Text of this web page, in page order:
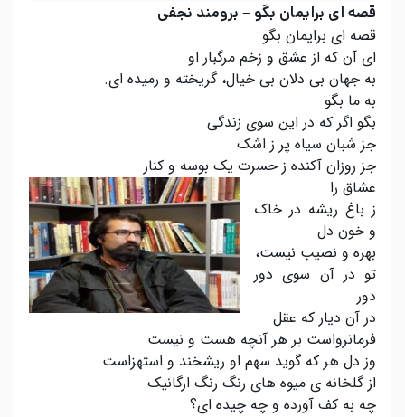
قصه ای برایمان بگو – برومند نجفی
قصه ای برایمان بگو
ای آن که از عشق و زخم مرگبار او
به جهان بی دلان بی خیال، گریخته و رمیده ای.
به ما بگو
بگو اگر که در این سوی زندگی
جز شبان سیاه پر ز اشک
جز روزان آکنده ز حسرت یک بوسه و کنار
عشاق را
ز باغ ریشه در خاک
و خون دل
بهره و نصیب نیست،
تو در آن سوی دور
دور
در آن دیار که عقل
فرمانرواست بر هر آنچه هست و نیست
وز دل هر که گوید سهم او ریشخند و استهزاست
از گلخانه ی میوه های رنگ رنگ ارگانیک
چه به کف آورده و چه چیده ای؟